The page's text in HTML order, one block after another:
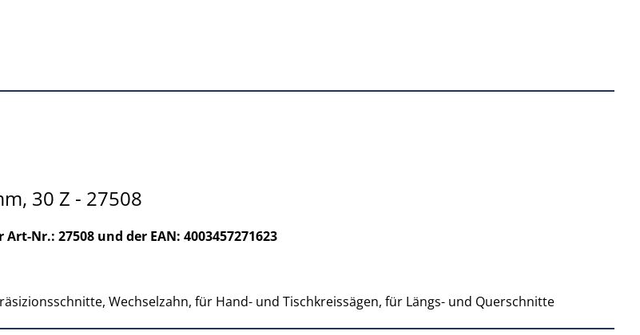
30 Z - 27508
Nr.: 27508 und der EAN: 4003457271623
Wechselzahn, für Hand- und Tischkreissägen, für Längs- und Querschnitte